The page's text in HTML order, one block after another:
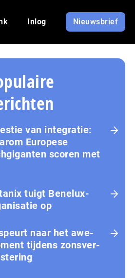
Inlog Nieuwsbrief
van integratie:
Europese
scoren met
tuigt Benelux-
op
naar het awe-
tijdens zons­ver­